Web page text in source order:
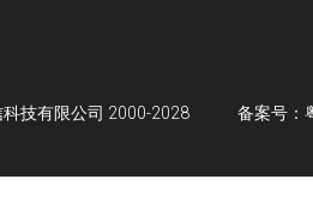
技有限公司 2000-2028 备案号：